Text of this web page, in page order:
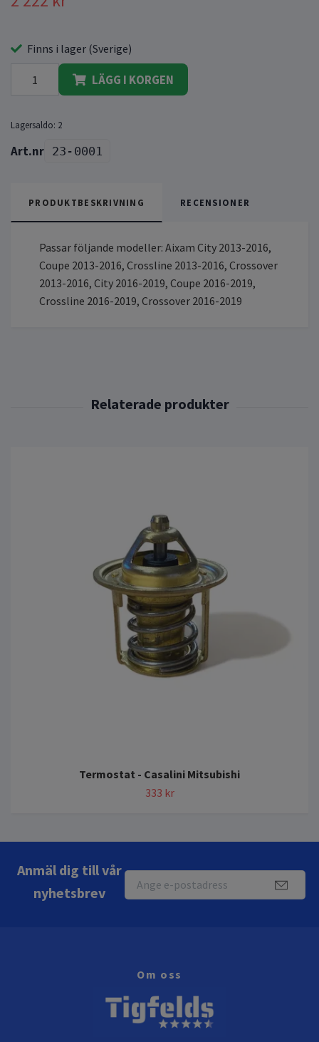
Finns i lager (Sverige)
LÄGG I KORGEN
Lagersaldo: 2
23-0001
PRODUKTBESKRIVNING RECENSIONER
Passar följande modeller: Aixam City 2013-2016,
Coupe 2013-2016, Crossline 2013-2016, Crossover
2013-2016, City 2016-2019, Coupe 2016-2019,
Crossline 2016-2019, Crossover 2016-2019
Termostat - Casalini Mitsubishi
333 kr
Anmäl dig till vår
nyhetsbrev
Om oss